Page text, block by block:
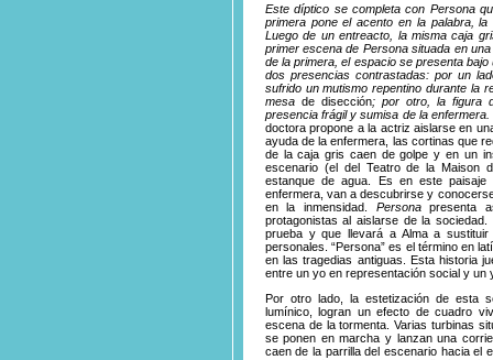
Este díptico se completa con Persona
primera pone el acento en la palabra,
Luego de un entreacto, la misma caja
primer escena de Personasituada en una
de la primera, el espacio se presenta
dos presencias contrastadas: por un
sufrido un mutismo repentino durante la
mesade disección; por otro, la figura
presencia frágil y sumisa de la enfermera.
doctora propone a la actriz aislarse en
ayuda de la enfermera, las cortinas que
de la caja gris caen de golpe y en un
escenario (el del Teatro de la Maison
estanque de agua. Es en este
enfermera, van a descubrirse y
en la inmensidad. Personapresenta
protagonistas al aislarse de la
prueba y que llevará a Alma a
personales. “Persona” es el término en
en las tragedias antiguas. Esta historia
entre un yo en representación social y un
Por otro lado, la estetización de esta
lumínico, logran un efecto de cuadro
escena de la tormenta. Varias turbinas
se ponen en marcha y lanzan una
caen de la parrilla del escenario hacia el